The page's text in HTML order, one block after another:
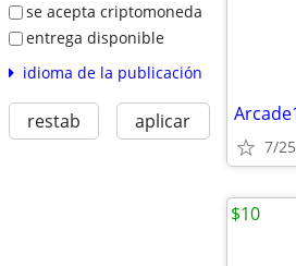
se acepta criptomoneda
entrega disponible
idioma de la publicación
restab aplicar
7/25
$10